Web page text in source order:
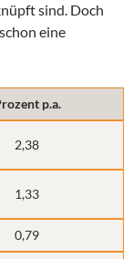
sind. Doch
eine
p.a.
2,38
1,33
0,79